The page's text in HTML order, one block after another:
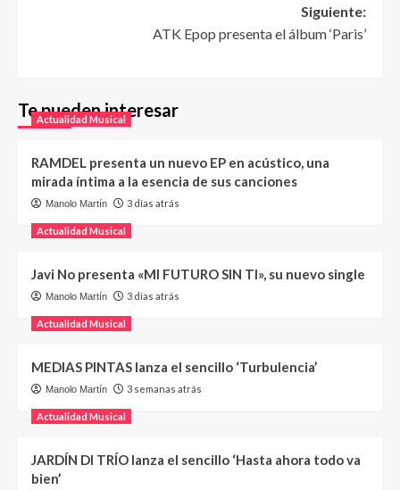
Siguiente:
ATK Epop presenta el álbum ‘Paris’
Te pueden interesar
Actualidad Musical
RAMDEL presenta un nuevo EP en acústico, una
mirada íntima a la esencia de sus canciones
Manolo Martín 3 días atrás
Actualidad Musical
Javi No presenta «MI FUTURO SIN TI», su nuevo single
Manolo Martín 3 días atrás
Actualidad Musical
MEDIAS PINTAS lanza el sencillo ‘Turbulencia’
Manolo Martín 3 semanas atrás
Actualidad Musical
JARDÍN DI TRÍO lanza el sencillo ‘Hasta ahora todo va
bien’